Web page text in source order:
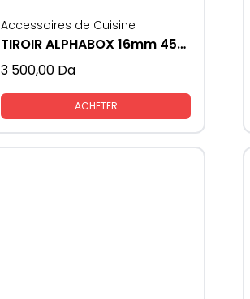
Accessoires de Cuisine
TIROIR ALPHABOX 16mm 450 soft close
3 500,00 Da
ACHETER